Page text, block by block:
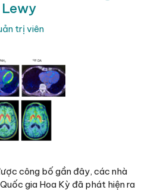
trị viên
công bố gần đây, các nhà
gia Hoa Kỳ đã phát hiện ra